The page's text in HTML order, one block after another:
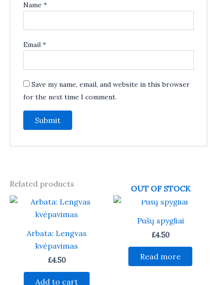
Name *
Email *
Save my name, email, and website in this browser
for the next time I comment.
Related products
Arbata: Lengvas
kvėpavimas
£4.50
Add to cart
OUT OF STOCK
Pušų spygliai
£4.50
Read more